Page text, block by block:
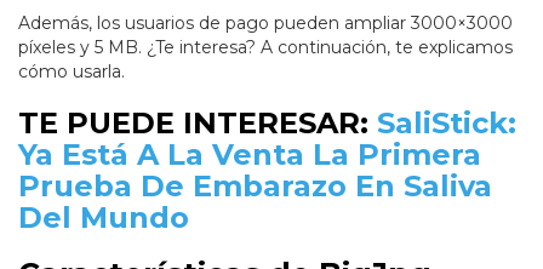
Además, los usuarios de pago pueden ampliar 3000×3000
píxeles y 5 MB. ¿Te interesa? A continuación, te explicamos
cómo usarla.
TE PUEDE INTERESAR: SaliStick:
Ya Está A La Venta La Primera
Prueba De Embarazo En Saliva
Del Mundo